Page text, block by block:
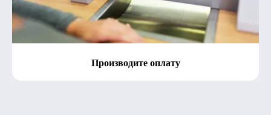
Производите оплату